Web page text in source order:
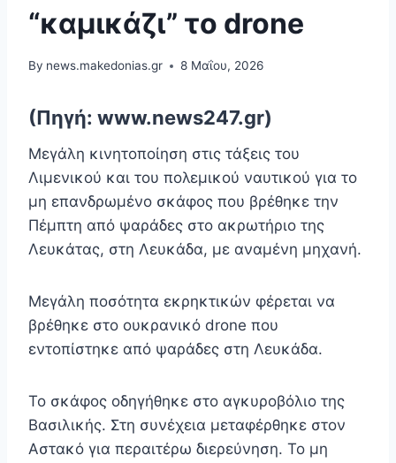
“καμικάζι” το drone
By news.makedonias.gr 8 Μαΐου, 2026
(Πηγή: www.news247.gr)
Μεγάλη κινητοποίηση στις τάξεις του
Λιμενικού και του πολεμικού ναυτικού για το
μη επανδρωμένο σκάφος που βρέθηκε την
Πέμπτη από ψαράδες στο ακρωτήριο της
Λευκάτας, στη Λευκάδα, με αναμένη μηχανή.
Μεγάλη ποσότητα εκρηκτικών φέρεται να
βρέθηκε στο ουκρανικό drone που
εντοπίστηκε από ψαράδες στη Λευκάδα.
Το σκάφος οδηγήθηκε στο αγκυροβόλιο της
Βασιλικής. Στη συνέχεια μεταφέρθηκε στον
Αστακό για περαιτέρω διερεύνηση. Το μη